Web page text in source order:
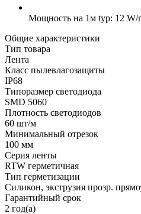
Мощность на 1м typ: 12 W/
Общие характеристики
Тип товара
Лента
Класс пылевлагозащиты
IP68
Типоразмер светодиода
SMD 5060
Плотность светодиодов
60 шт/м
Минимальный отрезок
100 мм
Серия ленты
RTW герметичная
Тип герметизации
Силикон, экструзия прозр.
Гарантийный срок
2 год(а)